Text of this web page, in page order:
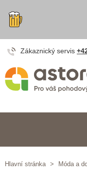
Zákaznický servis
Hlavní stránka > Móda a